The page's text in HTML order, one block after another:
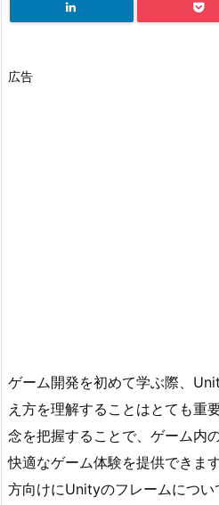
広告
ゲーム開発を初めて学ぶ際、
え方を理解することはとても重
念を把握することで、ゲーム内
快適なゲーム体験を提供できま
方向けにUnityのフレームにつ